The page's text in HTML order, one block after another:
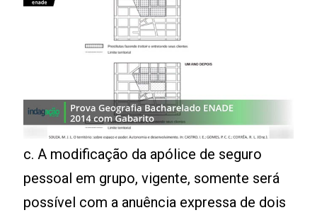
c. A modificação da apólice de seguro
pessoal em grupo, vigente, somente será
possível com a anuência expressa de dois